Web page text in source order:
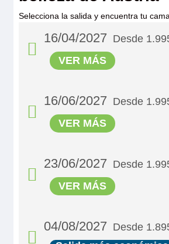
Selecciona la salida y encuentra tu
16/04/2027 Desde
VER MÁS
MS Viva Enjoy
Double Cabin
16/06/2027 Desde
VER MÁS
23/06/2027 Desde
VER MÁS
04/08/2027 Desde